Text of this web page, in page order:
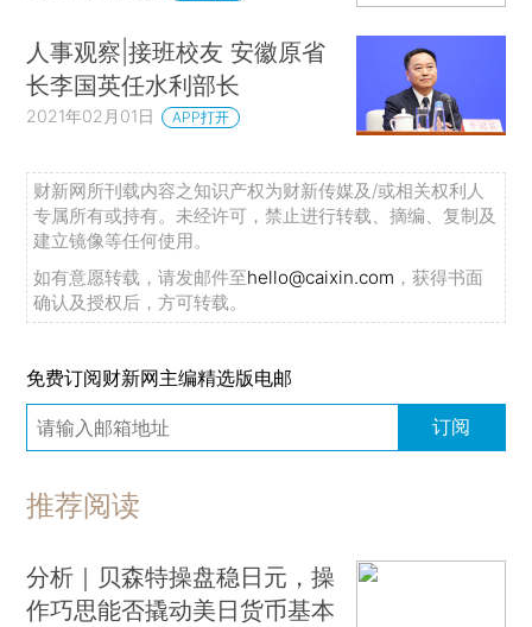
人事观察|接班校友 安徽原省
长李国英任水利部长
2021年02月01日 APP打开
财新网所刊载内容之知识产权为财新传媒及/或相关权利人
专属所有或持有。未经许可，禁止进行转载、摘编、复制及
建立镜像等任何使用。
如有意愿转载，请发邮件至hello@caixin.com ，获得书面
确认及授权后，方可转载。
免费订阅财新网主编精选版电邮
订阅
推荐阅读
分析｜贝森特操盘稳日元，操
作巧思能否撬动美日货币基本